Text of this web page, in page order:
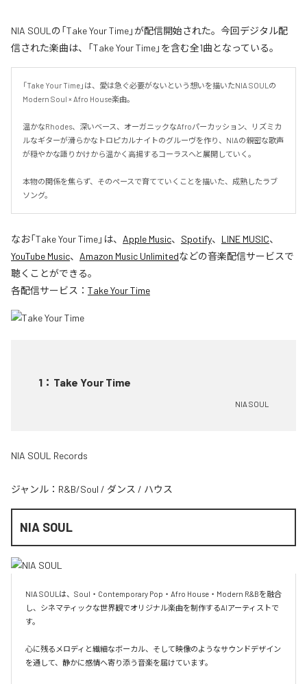
NIA SOULの「Take Your Time」が配信開始された。今回デジタル配
信された楽曲は、「Take Your Time」を含む全1曲となっている。
「Take Your Time」は、愛は急ぐ必要がないという想いを描いたNIA SOULの
Modern Soul × Afro House楽曲。
温かなRhodes、深いベース、オーガニックなAfroパーカッション、リズミカ
ルなギターが滑らかなトロピカルナイトのグルーヴを作り、NIAの親密な歌声
が穏やかな語りかけから温かく高揚するコーラスへと展開していく。
本物の関係を焦らず、そのペースで育てていくことを描いた、成熟したラブ
ソング。
なお「Take Your Time」は、 Apple Music、 Spotify、 LINE MUSIC、
YouTube Music、 Amazon Music Unlimitedなどの音楽配信サービスで
聴くことができる。
各配信サービス： Take Your Time
1 ： Take Your Time
NIA SOUL
NIA SOUL Records
ジャンル： R&B/Soul / ダンス / ハウス
NIA SOUL
NIA SOULは、Soul・Contemporary Pop・Afro House・Modern R&Bを融合
し、シネマティックな世界観でオリジナル楽曲を制作するAIアーティストで
す。
心に残るメロディと繊細なボーカル、そして映像のようなサウンドデザイン
を通して、静かに感情へ寄り添う音楽を届けています。